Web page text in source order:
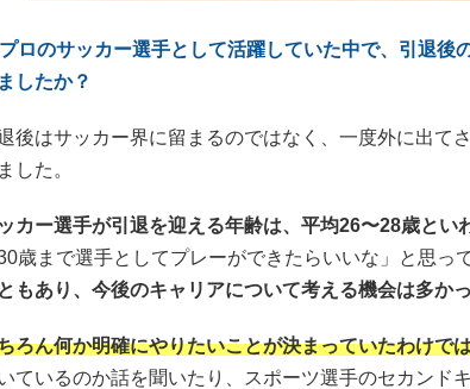
ロのサッカー選手として活躍していた中で、引退後
したか？
後はサッカー界に留まるのではなく、一度外に出て
した。
カー選手が引退を迎える年齢は、平均26〜28歳とい
30歳まで選手としてプレーができたらいいな」と思っ
もあり、今後のキャリアについて考える機会は多かっ
ろん何か明確にやりたいことが決まっていたわけで
ているのか話を聞いたり、スポーツ選手のセカンド